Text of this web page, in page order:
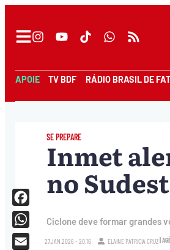
APOIE TV BDF RÁDIO BRASIL DE
SE PREPARE
Inmet
no
Ciclone deve formar grandes
27.JAN.2026 - 20:16 ELAINE PATRICIA CRUZ|
Facebook
WhatsApp